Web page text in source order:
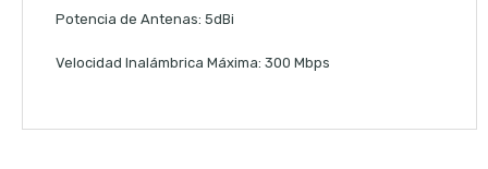
Potencia de Antenas: 5dBi
Velocidad Inalámbrica Máxima: 300 Mbps